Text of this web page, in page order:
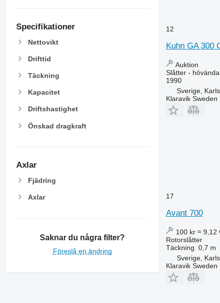
Specifikationer
Nettovikt
Drifttid
Täckning
Kapacitet
Driftshastighet
Önskad dragkraft
Axlar
Fjädring
Axlar
Saknar du några filter?
Föreslå en ändring
12
Kuhn GA 300
Auktion
Slåtter -
1990
Sverige,
Klaravik Sweden
17
Avant 700
100 kr ≈ 9,12
Rotorslåtter
Täckning 0,7 m
Sverige,
Klaravik Sweden